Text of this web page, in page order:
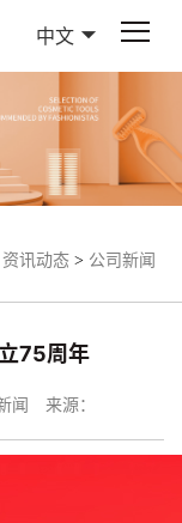
中文
资讯动态> 公司新闻
75周年
闻 来源：